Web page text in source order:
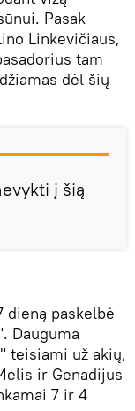
Pasak
Linkevičiaus,
tam
dėl šių
į šią
dieną paskelbė
Dauguma
teisiami už akių,
ir Genadijus
7 ir 4